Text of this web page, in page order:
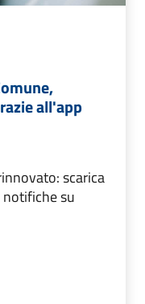
all'app
scarica
su